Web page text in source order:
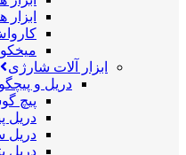
ابزار آلات شارژی
دریل و
پیچ
دریل
دریل
دریل